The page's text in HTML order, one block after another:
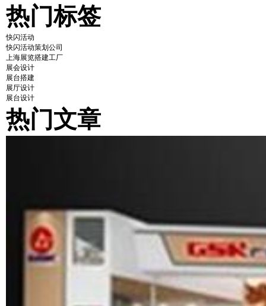
热门标签
快闪活动
快闪活动策划公司
上海展览搭建工厂
展会设计
展台搭建
展厅设计
展台设计
热门文章